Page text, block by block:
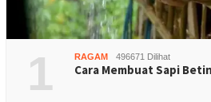
1 RAGAM 496671 Dilihat
Cara Membuat Sapi